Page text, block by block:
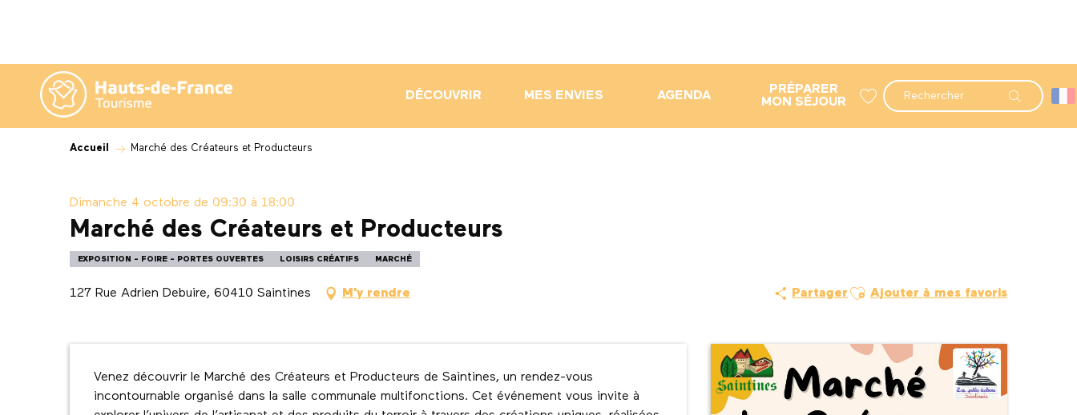
contenu
principal
Recherche
DÉCOUVRIR MES ENVIES AGENDA
PRÉPARER
MON SÉJOUR
Accueil Marché des Créateurs et Producteurs
Dimanche 4 octobre de 09:30 à 18:00
Marché des Créateurs et Producteurs
EXPOSITION - FOIRE - PORTES OUVERTES LOISIRS CRÉATIFS MARCHÉ
127 Rue Adrien Debuire, 60410 Saintines M'y rendre Partager Ajouter aux favoris
Ajouter à mes favoris
Description
Venez découvrir le Marché des Créateurs et Producteurs de Saintines, un rendez-vous
incontournable organisé dans la salle communale multifonctions. Cet événement vous invite à